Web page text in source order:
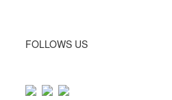
FOLLOWS US